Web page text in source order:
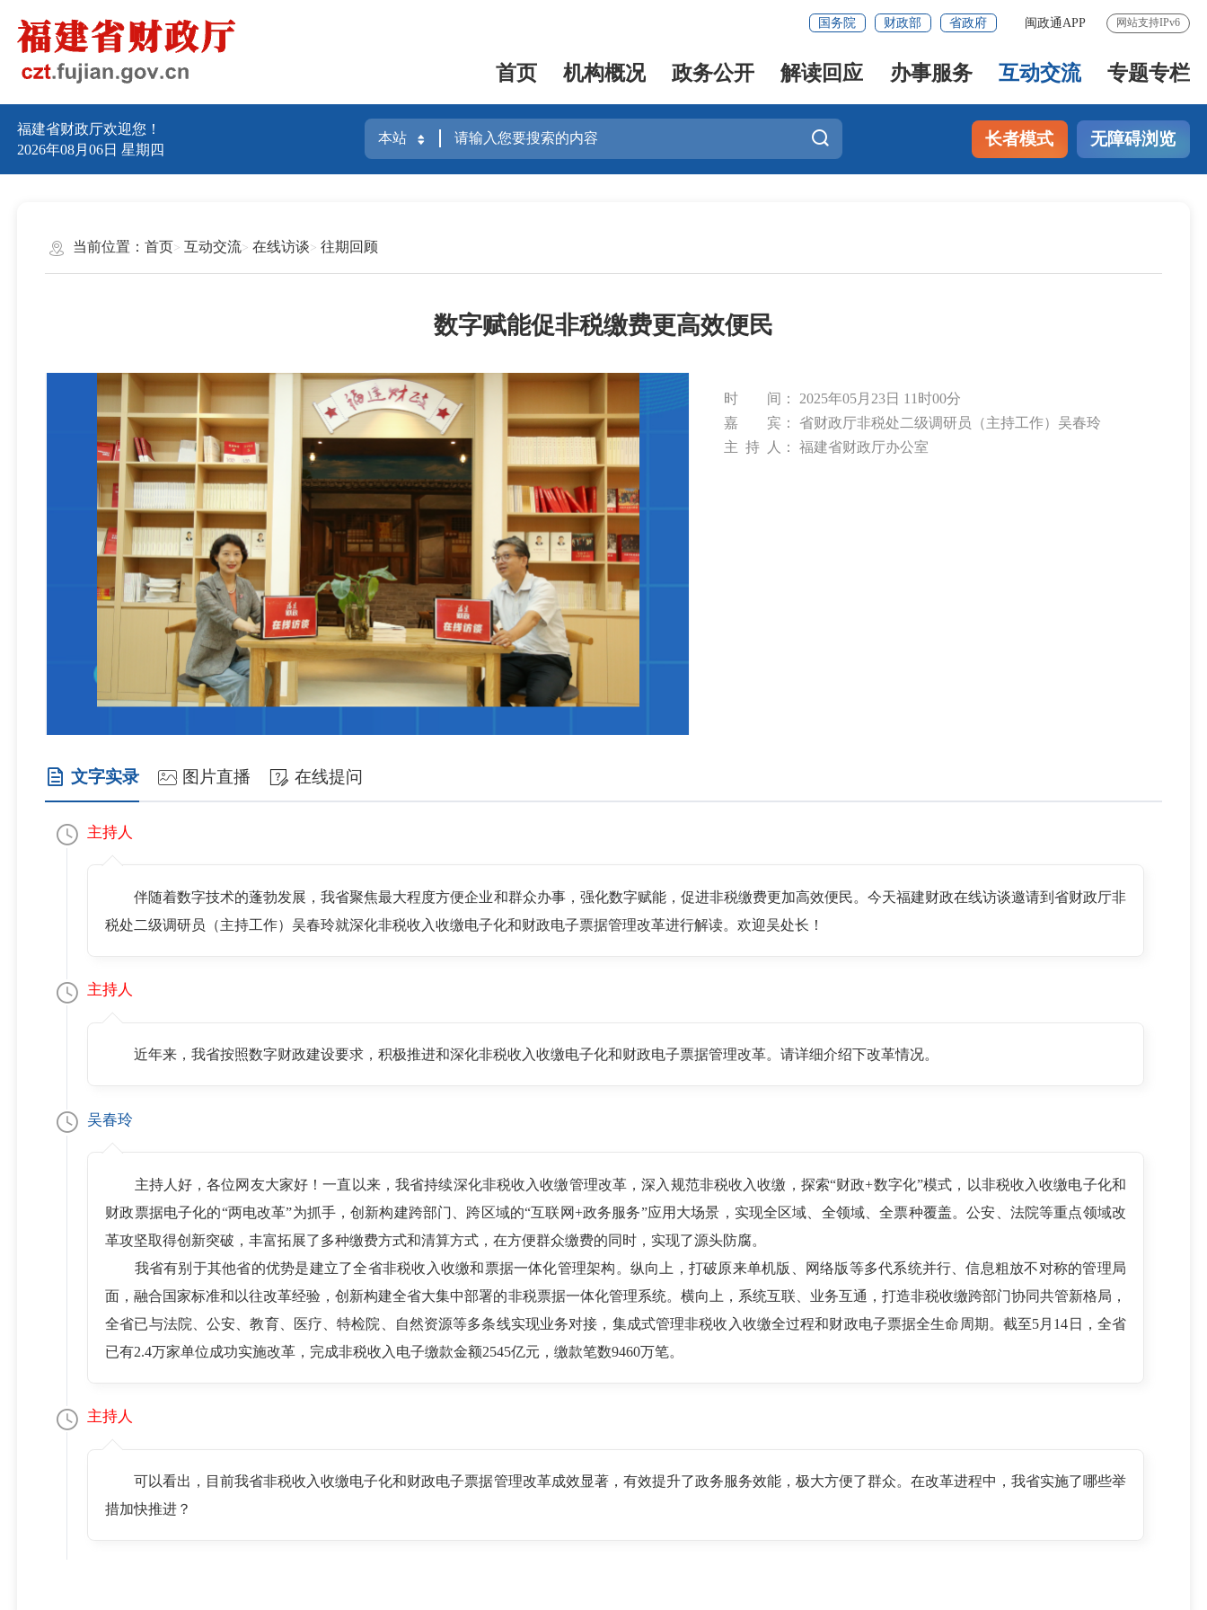
国务院 财政部 省政府 闽政通APP 网站支持IPv6
首页 机构概况 政务公开 解读回应 办事服务 互动交流 专题专栏
福建省财政厅欢迎您！
2026年08月06日 星期四
长者模式 无障碍浏览
当前位置： 首页 互动交流 在线访谈 往期回顾
数字赋能促非税缴费更高效便民
时 间： 2025年05月23日 11时00分
嘉 宾： 省财政厅非税处二级调研员（主持工作）吴春玲
主 持 人： 福建省财政厅办公室
文字实录 图片直播 在线提问
主持人
伴随着数字技术的蓬勃发展，我省聚焦最大程度方便企业和群众办事，强化数字赋能，促进非税缴费更加高效便民。今天福建财政在线访谈邀请到省财政厅非
税处二级调研员（主持工作）吴春玲就深化非税收入收缴电子化和财政电子票据管理改革进行解读。欢迎吴处长！
主持人
近年来，我省按照数字财政建设要求，积极推进和深化非税收入收缴电子化和财政电子票据管理改革。请详细介绍下改革情况。
吴春玲
主持人好，各位网友大家好！一直以来，我省持续深化非税收入收缴管理改革，深入规范非税收入收缴，探索“财政+数字化”模式，以非税收入收缴电子化和
财政票据电子化的“两电改革”为抓手，创新构建跨部门、跨区域的“互联网+政务服务”应用大场景，实现全区域、全领域、全票种覆盖。公安、法院等重点领域改
革攻坚取得创新突破，丰富拓展了多种缴费方式和清算方式，在方便群众缴费的同时，实现了源头防腐。
我省有别于其他省的优势是建立了全省非税收入收缴和票据一体化管理架构。纵向上，打破原来单机版、网络版等多代系统并行、信息粗放不对称的管理局
面，融合国家标准和以往改革经验，创新构建全省大集中部署的非税票据一体化管理系统。横向上，系统互联、业务互通，打造非税收缴跨部门协同共管新格局，
全省已与法院、公安、教育、医疗、特检院、自然资源等多条线实现业务对接，集成式管理非税收入收缴全过程和财政电子票据全生命周期。截至5月14日，全省
已有2.4万家单位成功实施改革，完成非税收入电子缴款金额2545亿元，缴款笔数9460万笔。
主持人
可以看出，目前我省非税收入收缴电子化和财政电子票据管理改革成效显著，有效提升了政务服务效能，极大方便了群众。在改革进程中，我省实施了哪些举
措加快推进？